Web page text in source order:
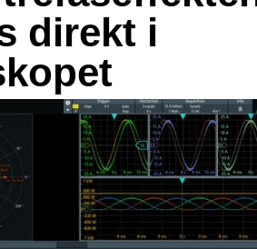
direkt i